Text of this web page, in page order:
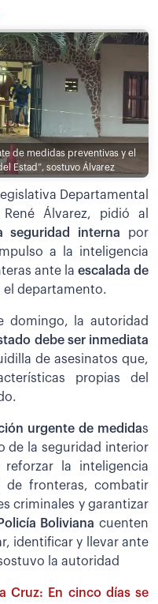
de medidas preventivas y el
Estad”, sostuvo Álvarez
Departamental
Álvarez, pidió al
seguridad interna por
a la inteligencia
ante la escalada de
el departamento.
domingo, la autoridad
debe ser inmediata
de asesinatos que,
propias del
urgente de medidas
de la seguridad interior
reforzar la inteligencia
de fronteras, combatir
criminales y garantizar
Boliviana cuenten
identificar y llevar ante
la autoridad
Cruz: En cinco días se